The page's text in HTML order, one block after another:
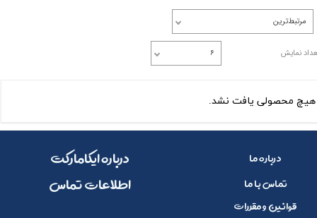
مرتبط‌ترین
نمایش ۶
هیچ محصولی یافت نشد.
درباره ما
تماس با ما
قوانین و مقررات
​​درباره ایکامارکت
​اطلاعات تماس